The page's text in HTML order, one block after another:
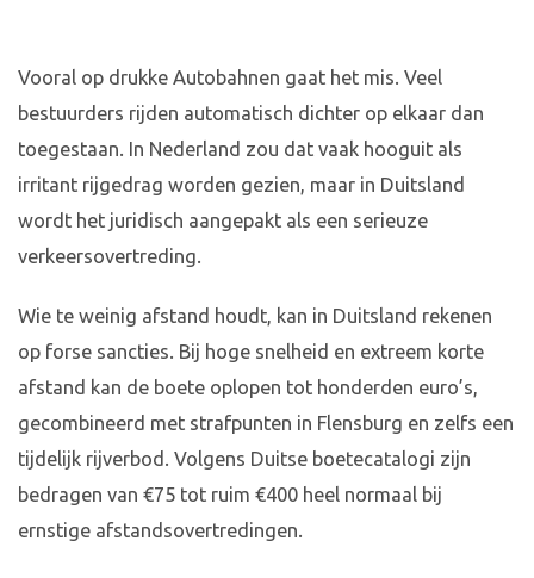
Vooral op drukke Autobahnen gaat het mis. Veel
bestuurders rijden automatisch dichter op elkaar dan
toegestaan. In Nederland zou dat vaak hooguit als
irritant rijgedrag worden gezien, maar in Duitsland
wordt het juridisch aangepakt als een serieuze
verkeersovertreding.
Wie te weinig afstand houdt, kan in Duitsland rekenen
op forse sancties. Bij hoge snelheid en extreem korte
afstand kan de boete oplopen tot honderden euro’s,
gecombineerd met strafpunten in Flensburg en zelfs een
tijdelijk rijverbod. Volgens Duitse boetecatalogi zijn
bedragen van €75 tot ruim €400 heel normaal bij
ernstige afstandsovertredingen.